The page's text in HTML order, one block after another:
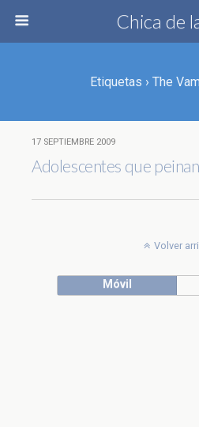
Chica de
Etiquetas › The
17 SEPTIEMBRE 2009
Adolescentes que
Volver
Móvil